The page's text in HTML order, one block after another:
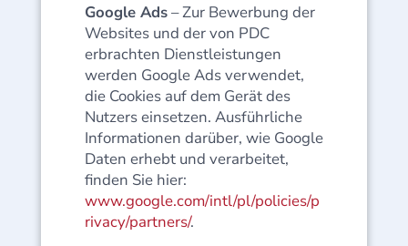
Google Ads– Zur Bewerbung der
Websites und der von PDC
erbrachten Dienstleistungen
werden Google Ads verwendet,
die Cookies auf dem Gerät des
Nutzers einsetzen. Ausführliche
Informationen darüber, wie Google
Daten erhebt und verarbeitet,
finden Sie hier:
www.google.com/intl/pl/policies/p
rivacy/partners/.